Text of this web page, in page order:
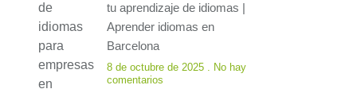
tu aprendizaje de idiomas |
Aprender idiomas en
Barcelona
8 de octubre de 2025
No hay
comentarios